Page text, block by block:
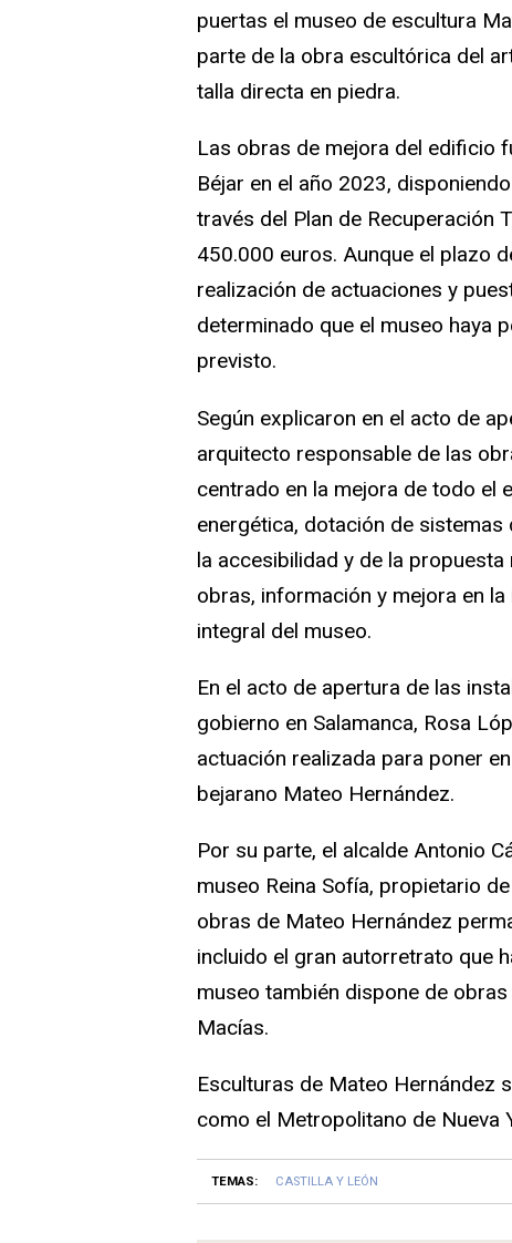
puertas el museo de escultura
parte de la obra escultórica del
talla directa en piedra.
Las obras de mejora del edificio
Béjar en el año 2023,
través del Plan de Recuperación
450.000 euros. Aunque el plazo
realización de actuaciones y
determinado que el museo haya
previsto.
Según explicaron en el acto de
arquitecto responsable de las
centrado en la mejora de todo el
energética, dotación de
la accesibilidad y de la
obras, información y mejora en
integral del museo.
En el acto de apertura de las
gobierno en Salamanca, Rosa
actuación realizada para poner
bejarano Mateo Hernández.
Por su parte, el alcalde Antonio
museo Reina Sofía, propietario
obras de Mateo Hernández
incluido el gran autorretrato que
museo también dispone de
Macías.
Esculturas de Mateo Hernández
como el Metropolitano de Nueva
TEMAS: CASTILLA Y LEÓN